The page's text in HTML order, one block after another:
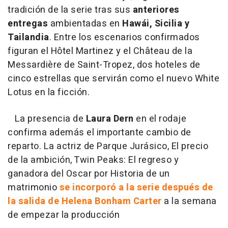
tradición de la serie tras sus anteriores
entregas ambientadas en Hawái, Sicilia y
Tailandia. Entre los escenarios confirmados
figuran el Hôtel Martinez y el Château de la
Messardière de Saint-Tropez, dos hoteles de
cinco estrellas que servirán como el nuevo White
Lotus en la ficción.
La presencia de Laura Dern en el rodaje
confirma además el importante cambio de
reparto. La actriz de Parque Jurásico, El precio
de la ambición, Twin Peaks: El regreso y
ganadora del Oscar por Historia de un
matrimoniose incorporó a la serie después de
la salida de Helena Bonham Carter a la semana
de empezar la producción